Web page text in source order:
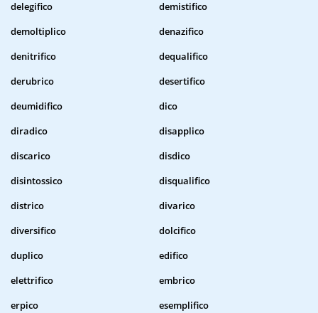
delegifico
demistifico
demoltiplico
denazifico
denitrifico
dequalifico
derubrico
desertifico
deumidifico
dico
diradico
disapplico
discarico
disdico
disintossico
disqualifico
districo
divarico
diversifico
dolcifico
duplico
edifico
elettrifico
embrico
erpico
esemplifico